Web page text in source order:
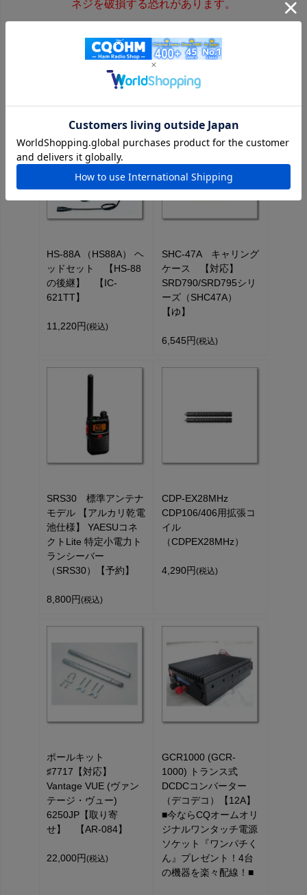
ネジを破損する恐れがあります。
この商品を見た人はこちらの商品もチェックしています
《ステージ価格が設定されている商品はログインするとさらにお
値打ち価格になります！》
HS-88A （HS88A） ヘ
ッドセット 【HS-88
の後継】 【IC-
621TT】
11,220円 (税込)
SHC-47A キャリング
ケース 【対応】
SRD790/SRD795シリ
ーズ（SHC47A）
【ゆ】
6,545円 (税込)
SRS30 標準アンテナ
モデル 【アルカリ乾電
池仕様】 YAESUコネ
クトLite 特定小電力ト
ランシーバー
（SRS30）【予約】
8,800円 (税込)
CDP-EX28MHz
CDP106/406用拡張コ
イル
（CDPEX28MHz）
4,290円 (税込)
ポールキット
♯7717【対応】
Vantage VUE (ヴァン
テージ・ヴュー)
6250JP【取り寄
せ】 【AR-084】
22,000円 (税込)
GCR1000 (GCR-
1000) トランス式
DCDCコンバーター
（デコデコ）【12A】
■今ならCQオームオリ
ジナルワンタッチ電源
ソケット『ワンパチく
ん』プレゼント！4台
の機器を楽々配線！■